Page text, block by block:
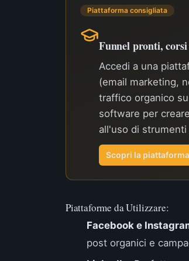
Piattaforma consigliata
Funnel pronti,
Accedi a una
(email marketing,
traffico organico
software per
all'uso di
Scopri la
Piattaforme da Utilizzare:
Facebook e
post organici e